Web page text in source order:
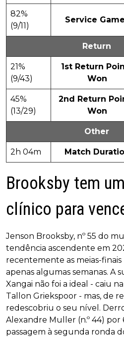
82%
(9/11)
Service
Return
21%
(9/43)
1st Return
Won
45%
(13/29)
2nd Return
Won
Other
2h 04m Match
Brooksby tem
clínico para
Jenson Brooksby, nº 55 do
tendência ascendente em
recentemente as meias-
apenas algumas semanas. A
Xangai não foi a ideal - caiu
Tallon Griekspoor - mas, de
redescobriu o seu nível.
Alexandre Muller (n.º 44) por
passagem à segunda ronda